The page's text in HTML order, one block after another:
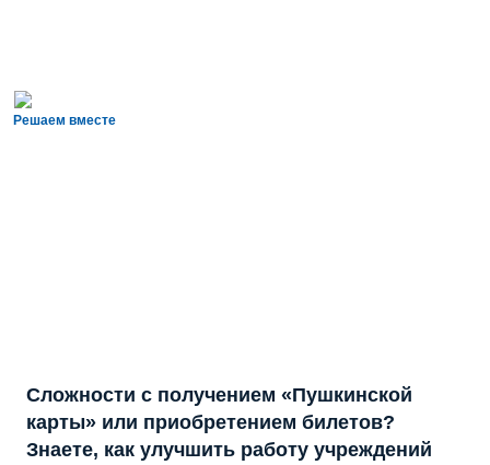
Решаем вместе
Сложности с получением «Пушкинской
карты» или приобретением билетов?
Знаете, как улучшить работу учреждений